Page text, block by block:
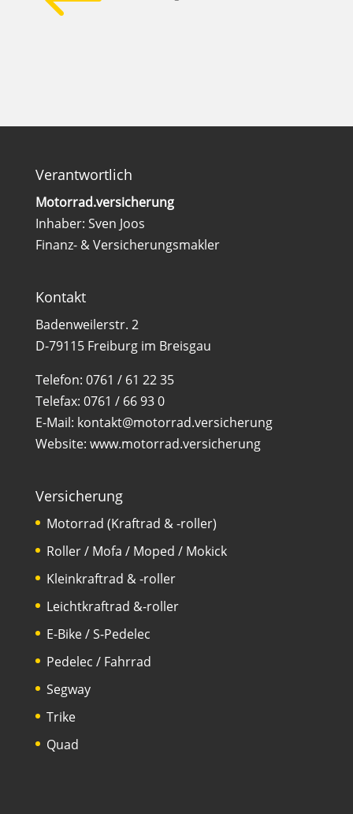
Verantwortlich
Motorrad.versicherung
Inhaber: Sven Joos
Finanz- & Versicherungsmakler
Kontakt
Badenweilerstr. 2
D-79115 Freiburg im Breisgau
Telefon: 0761 / 61 22 35
Telefax: 0761 / 66 93 0
E-Mail: kontakt@motorrad.versicherung
Website: www.motorrad.versicherung
Versicherung
Motorrad (Kraftrad & -roller)
Roller / Mofa / Moped / Mokick
Kleinkraftrad & -roller
Leichtkraftrad &-roller
E-Bike / S-Pedelec
Pedelec / Fahrrad
Segway
Trike
Quad